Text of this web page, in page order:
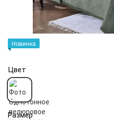
Новинка
Цвет
Размер